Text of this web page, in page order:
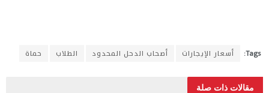
Tags: أسعار الإيجارات أصحاب الدحل المحدود الطلاب حماة
مقالات ذات صلة